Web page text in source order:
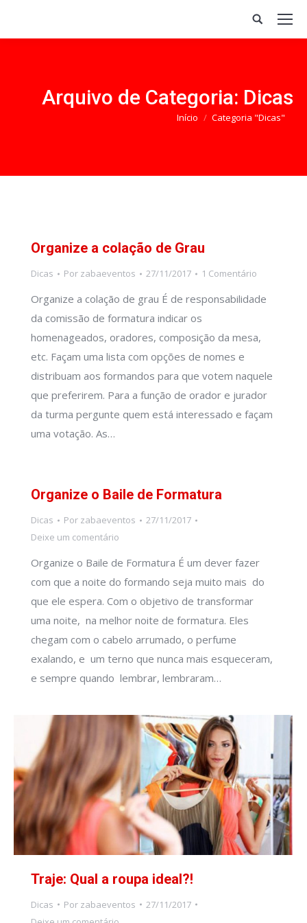
Search:
Arquivo de Categoria: Dicas
Você está aqui:
Início Categoria "Dicas"
Organize a colação de Grau
Dicas Por zabaeventos 27/11/2017 1 Comentário
Organize a colação de grau É de responsabilidade
da comissão de formatura indicar os
homenageados, oradores, composição da mesa,
etc. Façam uma lista com opções de nomes e
distribuam aos formandos para que votem naquele
que preferirem. Para a função de orador e jurador
da turma pergunte quem está interessado e façam
uma votação. As…
Organize o Baile de Formatura
Dicas Por zabaeventos
27/11/2017
Deixe um comentário
Organize o Baile de Formatura É um dever fazer
com que a noite do formando seja muito mais do
que ele espera. Com o objetivo de transformar
uma noite, na melhor noite de formatura. Eles
chegam com o cabelo arrumado, o perfume
exalando, e um terno que nunca mais esqueceram,
e sempre quando lembrar, lembraram…
Traje: Qual a roupa ideal?!
Dicas Por zabaeventos
27/11/2017